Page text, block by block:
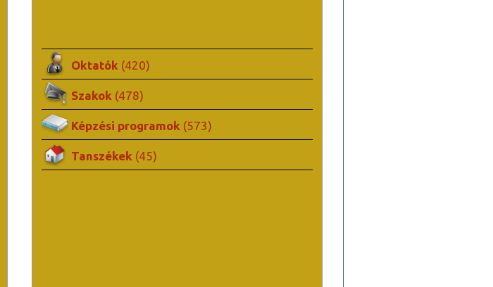
Oktatók (420)
Szakok (478)
Képzési programok (573)
Tanszékek (45)